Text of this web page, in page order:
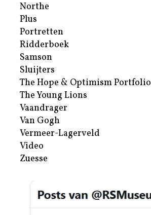
Northe
Plus
Portretten
Ridderboek
Samson
Sluijters
The Hope & Optimism Portfolio
The Young Lions
Vaandrager
Van Gogh
Vermeer-Lagerveld
Video
Zuesse